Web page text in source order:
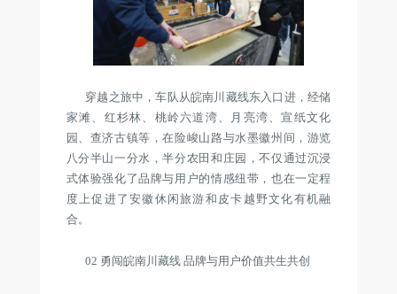
穿越之旅中，车队从皖南川藏线东入口进，经储
家滩、红杉林、桃岭六道湾、月亮湾、宣纸文化
园、查济古镇等，在险峻山路与水墨徽州间，游览
八分半山一分水，半分农田和庄园，不仅通过沉浸
式体验强化了品牌与用户的情感纽带，也在一定程
度上促进了安徽休闲旅游和皮卡越野文化有机融
合。
02 勇闯皖南川藏线 品牌与用户价值共生共创